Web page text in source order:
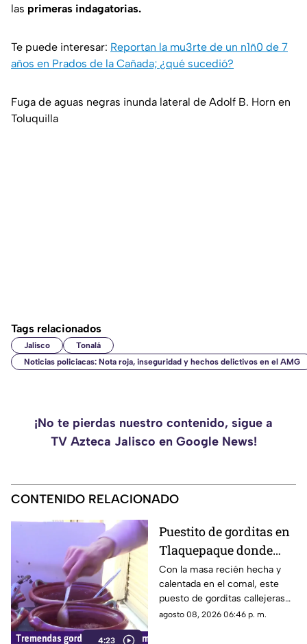
las primeras indagatorias.
Te puede interesar: Reportan la mu3rte de un n1ñ0 de 7
años en Prados de la Cañada; ¿qué sucedió?
Fuga de aguas negras inunda lateral de Adolf B. Horn en
Toluquilla
Tags relacionados
Jalisco
Tonalá
Noticias policiacas: Nota roja, inseguridad y hechos delictivos en el AMG
¡No te pierdas nuestro contenido, sigue a
TV Azteca Jalisco en Google News!
CONTENIDO RELACIONADO
4:23
Puestito de gorditas en
Tlaquepaque donde
una nunca es suficiente
Con la masa recién hecha y
calentada en el comal, este
puesto de gorditas callejeras
en Tlaquepaque promete
agosto 08, 2026 06:46 p. m.